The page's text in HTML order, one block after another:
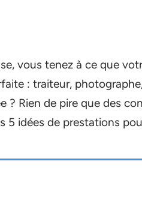
vous tenez à ce que
: traiteur,
? Rien de pire que des
5 idées de prestations